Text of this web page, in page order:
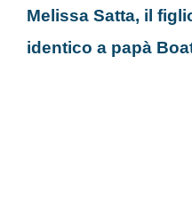
Melissa Satta, il
identico a papà